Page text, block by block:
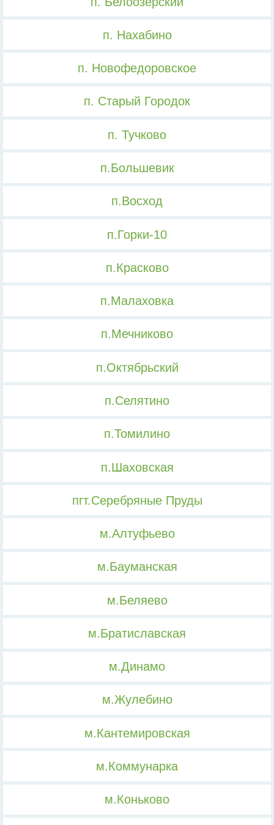
п. Нахабино
п. Новофедоровское
п. Старый Городок
п. Тучково
п.Большевик
п.Восход
п.Горки-10
п.Красково
п.Малаховка
п.Мечниково
п.Октябрьский
п.Селятино
п.Томилино
п.Шаховская
пгт.Серебряные Пруды
м.Алтуфьево
м.Бауманская
м.Беляево
м.Братиславская
м.Динамо
м.Жулебино
м.Кантемировская
м.Коммунарка
м.Коньково